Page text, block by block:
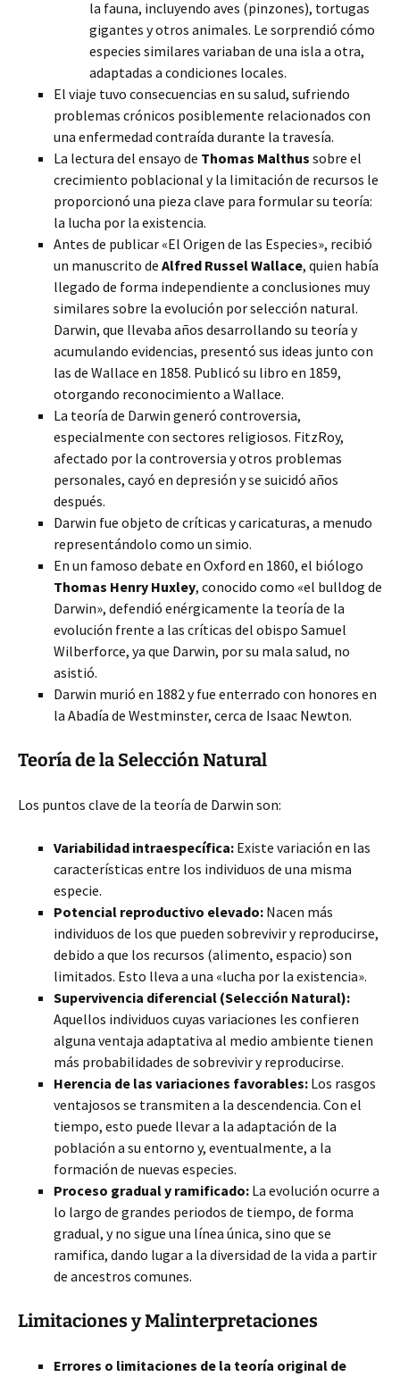
la fauna, incluyendo aves (pinzones), tortugas
gigantes y otros animales. Le sorprendió cómo
especies similares variaban de una isla a otra,
adaptadas a condiciones locales.
El viaje tuvo consecuencias en su salud, sufriendo
problemas crónicos posiblemente relacionados con
una enfermedad contraída durante la travesía.
La lectura del ensayo de Thomas Malthus sobre el
crecimiento poblacional y la limitación de recursos le
proporcionó una pieza clave para formular su teoría:
la lucha por la existencia.
Antes de publicar «El Origen de las Especies», recibió
un manuscrito de Alfred Russel Wallace, quien había
llegado de forma independiente a conclusiones muy
similares sobre la evolución por selección natural.
Darwin, que llevaba años desarrollando su teoría y
acumulando evidencias, presentó sus ideas junto con
las de Wallace en 1858. Publicó su libro en 1859,
otorgando reconocimiento a Wallace.
La teoría de Darwin generó controversia,
especialmente con sectores religiosos. FitzRoy,
afectado por la controversia y otros problemas
personales, cayó en depresión y se suicidó años
después.
Darwin fue objeto de críticas y caricaturas, a menudo
representándolo como un simio.
En un famoso debate en Oxford en 1860, el biólogo
Thomas Henry Huxley, conocido como «el bulldog de
Darwin», defendió enérgicamente la teoría de la
evolución frente a las críticas del obispo Samuel
Wilberforce, ya que Darwin, por su mala salud, no
asistió.
Darwin murió en 1882 y fue enterrado con honores en
la Abadía de Westminster, cerca de Isaac Newton.
Teoría de la Selección Natural
Los puntos clave de la teoría de Darwin son:
Variabilidad intraespecífica: Existe variación en las
características entre los individuos de una misma
especie.
Potencial reproductivo elevado: Nacen más
individuos de los que pueden sobrevivir y reproducirse,
debido a que los recursos (alimento, espacio) son
limitados. Esto lleva a una «lucha por la existencia».
Supervivencia diferencial (Selección Natural):
Aquellos individuos cuyas variaciones les confieren
alguna ventaja adaptativa al medio ambiente tienen
más probabilidades de sobrevivir y reproducirse.
Herencia de las variaciones favorables: Los rasgos
ventajosos se transmiten a la descendencia. Con el
tiempo, esto puede llevar a la adaptación de la
población a su entorno y, eventualmente, a la
formación de nuevas especies.
Proceso gradual y ramificado: La evolución ocurre a
lo largo de grandes periodos de tiempo, de forma
gradual, y no sigue una línea única, sino que se
ramifica, dando lugar a la diversidad de la vida a partir
de ancestros comunes.
Limitaciones y Malinterpretaciones
Errores o limitaciones de la teoría original de